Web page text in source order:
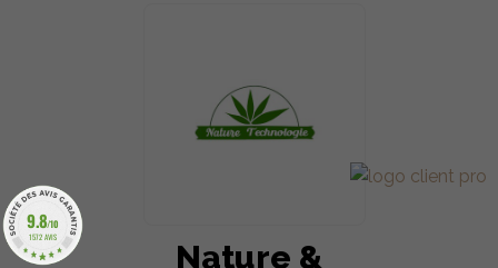
Nature &
9.8/10
1572 AVIS